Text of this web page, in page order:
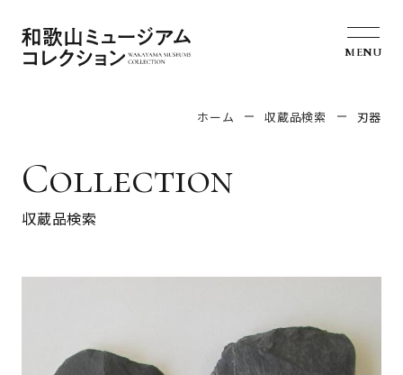
MENU
ホーム 収蔵品検索 刃器
Collection
収蔵品検索